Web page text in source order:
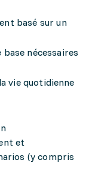
basé sur un
nécessaires
vie quotidienne
et
(y compris